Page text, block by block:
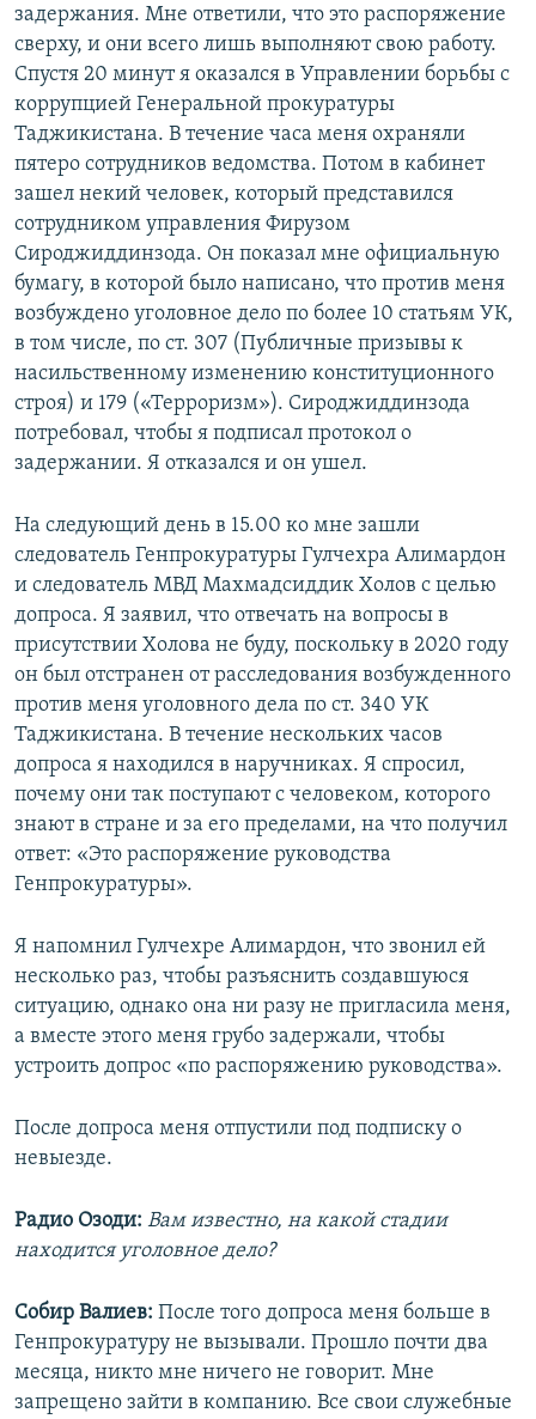
задержания. Мне ответили, что это распоряжение
сверху, и они всего лишь выполняют свою работу.
Спустя 20 минут я оказался в Управлении борьбы с
коррупцией Генеральной прокуратуры
Таджикистана. В течение часа меня охраняли
пятеро сотрудников ведомства. Потом в кабинет
зашел некий человек, который представился
сотрудником управления Фирузом
Сироджиддинзода. Он показал мне официальную
бумагу, в которой было написано, что против меня
возбуждено уголовное дело по более 10 статьям УК,
в том числе, по ст. 307 (Публичные призывы к
насильственному изменению конституционного
строя) и 179 («Терроризм»). Сироджиддинзода
потребовал, чтобы я подписал протокол о
задержании. Я отказался и он ушел.
На следующий день в 15.00 ко мне зашли
следователь Генпрокуратуры Гулчехра Алимардон
и следователь МВД Махмадсиддик Холов с целью
допроса. Я заявил, что отвечать на вопросы в
присутствии Холова не буду, поскольку в 2020 году
он был отстранен от расследования возбужденного
против меня уголовного дела по ст. 340 УК
Таджикистана. В течение нескольких часов
допроса я находился в наручниках. Я спросил,
почему они так поступают с человеком, которого
знают в стране и за его пределами, на что получил
ответ: «Это распоряжение руководства
Генпрокуратуры».
Я напомнил Гулчехре Алимардон, что звонил ей
несколько раз, чтобы разъяснить создавшуюся
ситуацию, однако она ни разу не пригласила меня,
а вместе этого меня грубо задержали, чтобы
устроить допрос «по распоряжению руководства».
После допроса меня отпустили под подписку о
невыезде.
Радио Озоди: Вам известно, на какой стадии
находится уголовное дело?
Собир Валиев: После того допроса меня больше в
Генпрокуратуру не вызывали. Прошло почти два
месяца, никто мне ничего не говорит. Мне
запрещено зайти в компанию. Все свои служебные